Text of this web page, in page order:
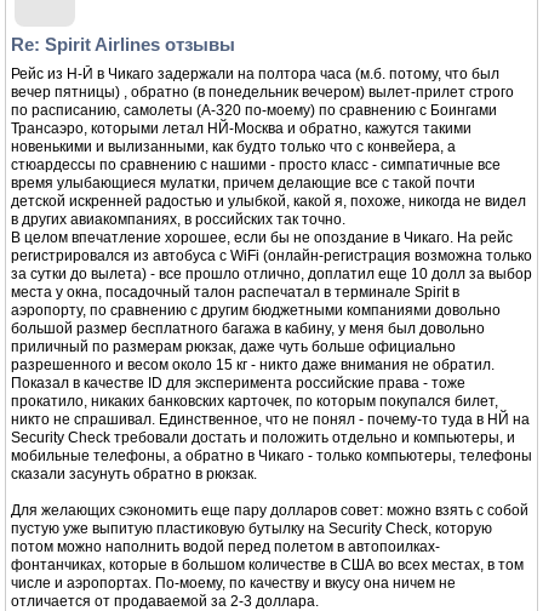
Re: Spirit Airlines отзывы
Рейс из Н-Й в Чикаго задержали на полтора часа (м.б. потому, что был
вечер пятницы) , обратно (в понедельник вечером) вылет-прилет строго
по расписанию, самолеты (A-320 по-моему) по сравнению с Боингами
Трансаэро, которыми летал НЙ-Москва и обратно, кажутся такими
новенькими и вылизанными, как будто только что с конвейера, а
стюардессы по сравнению с нашими - просто класс - симпатичные все
время улыбающиеся мулатки, причем делающие все с такой почти
детской искренней радостью и улыбкой, какой я, похоже, никогда не видел
в других авиакомпаниях, в российских так точно.
В целом впечатление хорошее, если бы не опоздание в Чикаго. На рейс
регистрировался из автобуса с WiFi (онлайн-регистрация возможна только
за сутки до вылета) - все прошло отлично, доплатил еще 10 долл за выбор
места у окна, посадочный талон распечатал в терминале Spirit в
аэропорту, по сравнению с другим бюджетными компаниями довольно
большой размер бесплатного багажа в кабину, у меня был довольно
приличный по размерам рюкзак, даже чуть больше официально
разрешенного и весом около 15 кг - никто даже внимания не обратил.
Показал в качестве ID для эксперимента российские права - тоже
прокатило, никаких банковских карточек, по которым покупался билет,
никто не спрашивал. Единственное, что не понял - почему-то туда в НЙ на
Security Check требовали достать и положить отдельно и компьютеры, и
мобильные телефоны, а обратно в Чикаго - только компьютеры, телефоны
сказали засунуть обратно в рюкзак.
Для желающих сэкономить еще пару долларов совет: можно взять с собой
пустую уже выпитую пластиковую бутылку на Security Check, которую
потом можно наполнить водой перед полетом в автопоилках-
фонтанчиках, которые в большом количестве в США во всех местах, в том
числе и аэропортах. По-моему, по качеству и вкусу она ничем не
отличается от продаваемой за 2-3 доллара.